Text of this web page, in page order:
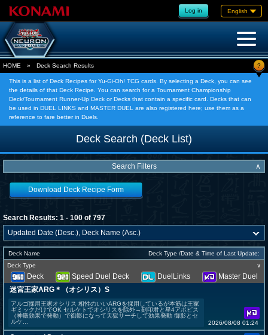
Log in English
HOME » Deck Search Results ?
This is a list of Deck Recipes for Yu-Gi-Oh! TCG cards. By selecting a Deck, you can see
the details of that Deck Recipe. You can search for a Tournament Championship
Deck/Tournament Runner-Up Deck or Decks that contain a specific card. Decks that can
be used in DUEL LINKS and MASTER DUEL are also registered here; use them as a
reference to fare better in Duels.
Deck Search (Deck List)
Search Filters ∧
Download Deck Recipe Form
Search Results: 1 - 100 of 797
Deck Name
Deck Type /Date & Time of Last Update:
Deck Type
∨
Deck Speed Duel Deck DuelLinks
Master Duel
迷宮王家ARG＊（オシリス）S
アルゴ採用王家オシリス 相性のいいARGを採用しているが本筋は王家
ギミックだけでOK セルケトでオシリスを除外→刻印君と星4アポピス
（神殿効果で発動）で御影になって天獄サーチして効果発動 御影とセ
ルケ...
2026/08/08 01:24